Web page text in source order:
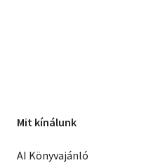
Mit kínálunk
AI Könyvajánló